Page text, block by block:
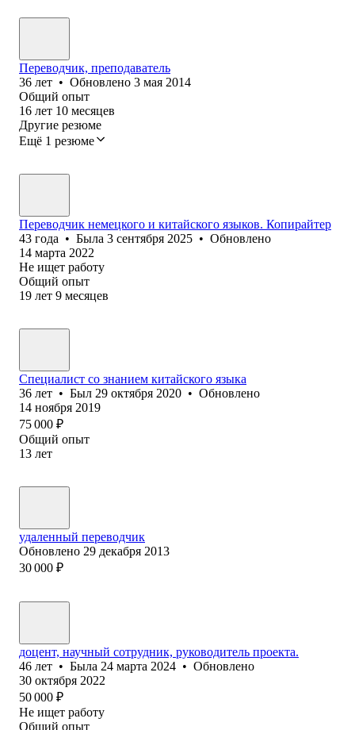
Переводчик, преподаватель
36 лет • Обновлено 3 мая 2014
Общий опыт
16 лет 10 месяцев
Другие резюме
Ещё 1 резюме
Переводчик немецкого и китайского языков. Копирайтер
43 года • Была 3 сентября 2025 • Обновлено
14 марта 2022
Не ищет работу
Общий опыт
19 лет 9 месяцев
Специалист со знанием китайского языка
36 лет • Был 29 октября 2020 • Обновлено
14 ноября 2019
75 000 ₽
Общий опыт
13 лет
удаленный переводчик
Обновлено 29 декабря 2013
30 000 ₽
доцент, научный сотрудник, руководитель проекта.
46 лет • Была 24 марта 2024 • Обновлено
30 октября 2022
50 000 ₽
Не ищет работу
Общий опыт